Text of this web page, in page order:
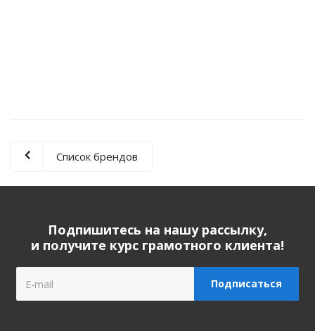
Список брендов
Подпишитесь на нашу рассылку,
и получите курс грамотного клиента!